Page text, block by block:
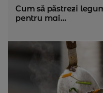
Cum să păstrezi
pentru mai...